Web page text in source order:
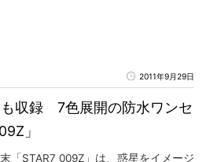
2011年9月29日
収録 7色展開の防水ワンセ
」
「STAR7 009Z」は、惑星をイメージ